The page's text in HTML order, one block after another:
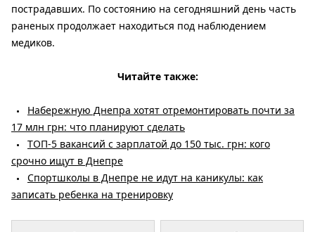
пострадавших. По состоянию на сегодняшний день часть
раненых продолжает находиться под наблюдением
медиков.
Читайте также:
Набережную Днепра хотят отремонтировать почти за
17 млн ​​грн: что планируют сделать
ТОП-5 вакансий с зарплатой до 150 тыс. грн: кого
срочно ищут в Днепре
Спортшколы в Днепре не идут на каникулы: как
записать ребенка на тренировку